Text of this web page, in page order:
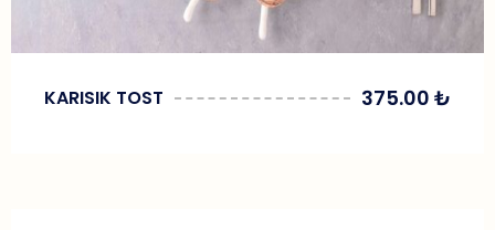
KARISIK TOST 375.00 ₺